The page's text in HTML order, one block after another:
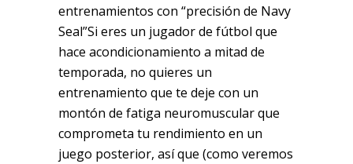
entrenamientos con “precisión de Navy
Seal”Si eres un jugador de fútbol que
hace acondicionamiento a mitad de
temporada, no quieres un
entrenamiento que te deje con un
montón de fatiga neuromuscular que
comprometa tu rendimiento en un
juego posterior, así que (como veremos